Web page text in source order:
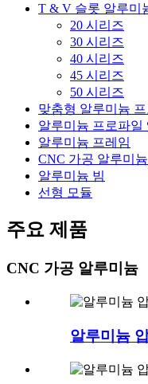
T & V 슬롯 알루미
20 시리즈
30 시리즈
40 시리즈
45 시리즈
50 시리즈
맞춤형 알루미늄
알루미늄 프로파일
알루미늄 프레임
CNC 가공 알루미늄
알루미늄 빔
선형 모듈
주요 제품
CNC 가공 알루미늄
알루미늄